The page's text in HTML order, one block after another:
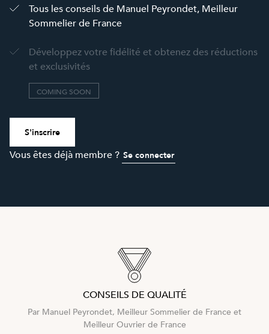
Tous les conseils de Manuel Peyrondet, Meilleur
Sommelier de France
Développez votre fidélité et obtenez des réductions
et exclusivités
COMING SOON
S'inscrire
Vous êtes déjà membre ? Se connecter
CONSEILS DE QUALITÉ
Par Manuel Peyrondet, Meilleur Sommelier de France et
Meilleur Ouvrier de France